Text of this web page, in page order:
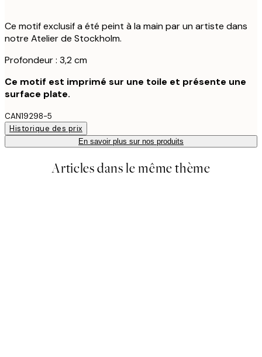
Ce motif exclusif a été peint à la main par un artiste dans
notre Atelier de Stockholm.
Profondeur : 3,2 cm
Ce motif est imprimé sur une toile et présente une
surface plate.
CAN19298-5
Historique des prix
En savoir plus sur nos produits
Articles dans le même thème